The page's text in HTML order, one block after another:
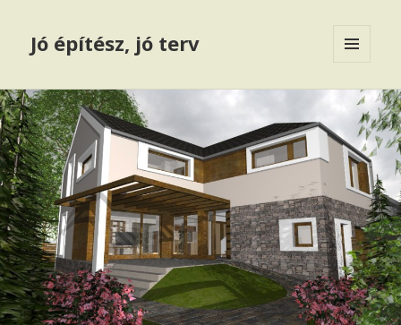
Jó építész, jó terv
WIDGETEK